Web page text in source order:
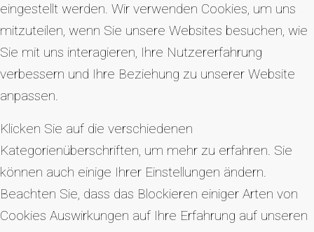
eingestellt werden. Wir verwenden Cookies, um uns
mitzuteilen, wenn Sie unsere Websites besuchen, wie
Sie mit uns interagieren, Ihre Nutzererfahrung
verbessern und Ihre Beziehung zu unserer Website
anpassen.
Klicken Sie auf die verschiedenen
Kategorienüberschriften, um mehr zu erfahren. Sie
können auch einige Ihrer Einstellungen ändern.
Beachten Sie, dass das Blockieren einiger Arten von
Cookies Auswirkungen auf Ihre Erfahrung auf unseren